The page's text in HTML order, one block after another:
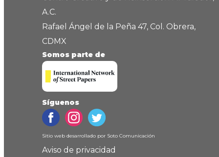
A.C.
Rafael Ángel de la Peña 47, Col. Obrera,
CDMX
Somos parte de
Síguenos
Sitio web desarrollado por Soto Comunicación
Aviso de privacidad